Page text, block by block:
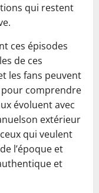
qui restent
ces épisodes
de ces
les fans peuvent
pour comprendre
évoluent avec
extérieur
qui veulent
l’époque et
et